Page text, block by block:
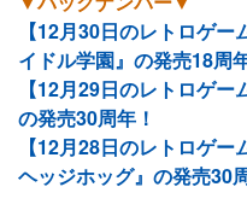
【12月30日のレトロゲ
イドル学園』の発売18周
【12月29日のレトロゲー
の発売30周年！
【12月28日のレトロゲ
ヘッジホッグ』の発売30